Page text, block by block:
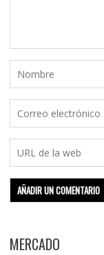
MERCADO